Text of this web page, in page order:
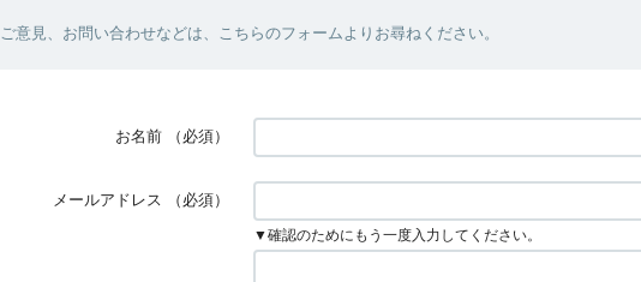
ご意見、お問い合わせなどは、こちらのフォームよりお尋ねください。
お名前 （必須）
メールアドレス （必須）
▼確認のためにもう一度入力してください。